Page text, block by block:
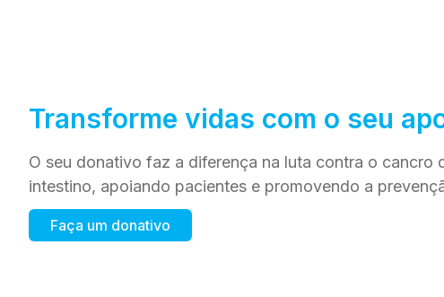
Transforme vidas com o seu
O seu donativo faz a diferença na luta contra o cancro
intestino, apoiando pacientes e promovendo a
Faça um donativo